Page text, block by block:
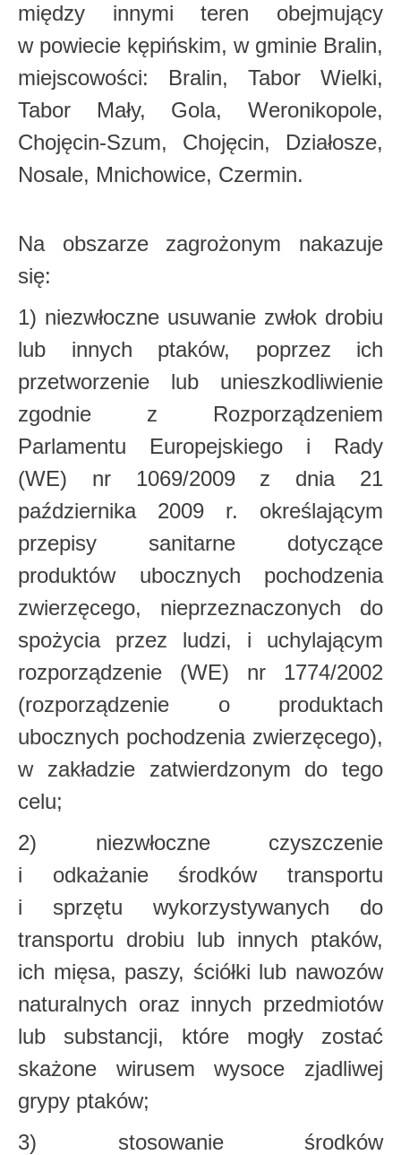
między innymi teren obejmujący
w powiecie kępińskim, w gminie Bralin,
miejscowości: Bralin, Tabor Wielki,
Tabor Mały, Gola, Weronikopole,
Chojęcin-Szum, Chojęcin, Działosze,
Nosale, Mnichowice, Czermin.
Na obszarze zagrożonym nakazuje
się:
1) niezwłoczne usuwanie zwłok drobiu
lub innych ptaków, poprzez ich
przetworzenie lub unieszkodliwienie
zgodnie z Rozporządzeniem
Parlamentu Europejskiego i Rady
(WE) nr 1069/2009 z dnia 21
października 2009 r. określającym
przepisy sanitarne dotyczące
produktów ubocznych pochodzenia
zwierzęcego, nieprzeznaczonych do
spożycia przez ludzi, i uchylającym
rozporządzenie (WE) nr 1774/2002
(rozporządzenie o produktach
ubocznych pochodzenia zwierzęcego),
w zakładzie zatwierdzonym do tego
celu;
2) niezwłoczne czyszczenie
i odkażanie środków transportu
i sprzętu wykorzystywanych do
transportu drobiu lub innych ptaków,
ich mięsa, paszy, ściółki lub nawozów
naturalnych oraz innych przedmiotów
lub substancji, które mogły zostać
skażone wirusem wysoce zjadliwej
grypy ptaków;
3) stosowanie środków